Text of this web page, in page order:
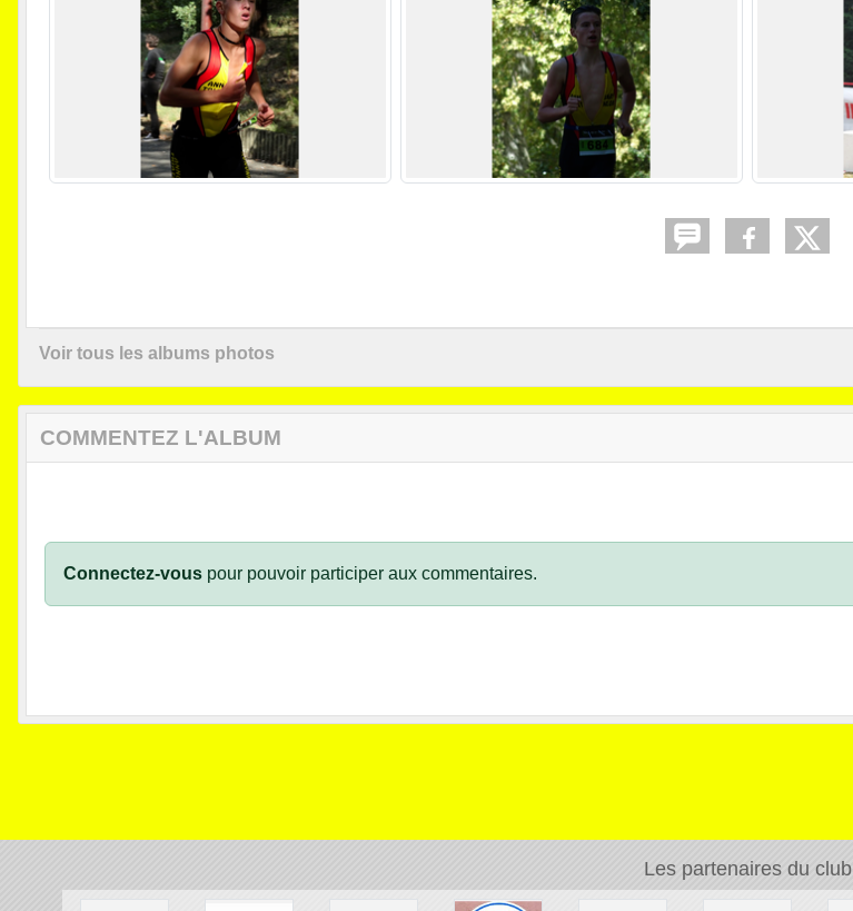
Voir tous les albums photos
COMMENTEZ L'ALBUM
Connectez-vous pour pouvoir participer aux commentaires.
Les partenaires du club